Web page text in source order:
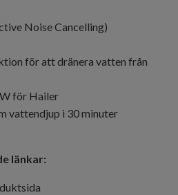
Noise Cancelling)
för att dränera vatten från
för Hailer
vattendjup i 30 minuter
länkar: